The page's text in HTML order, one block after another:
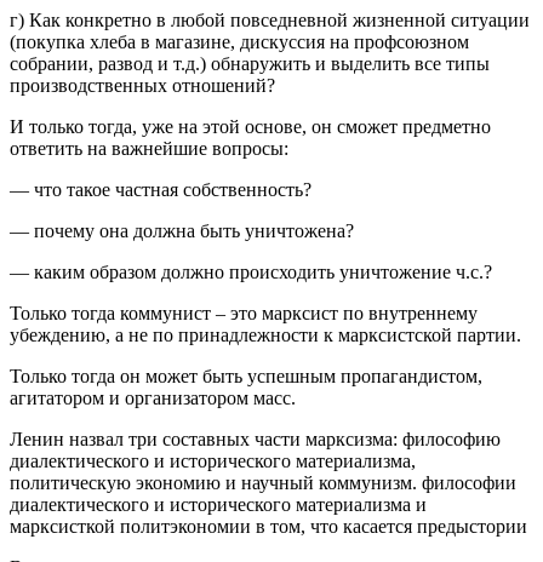
г) Как конкретно в любой повседневной жизненной ситуации
(покупка хлеба в магазине, дискуссия на профсоюзном
собрании, развод и т.д.) обнаружить и выделить все типы
производственных отношений?
И только тогда, уже на этой основе, он сможет предметно
ответить на важнейшие вопросы:
— что такое частная собственность?
— почему она должна быть уничтожена?
— каким образом должно происходить уничтожение ч.с.?
Только тогда коммунист – это марксист по внутреннему
убеждению, а не по принадлежности к марксистской партии.
Только тогда он может быть успешным пропагандистом,
агитатором и организатором масс.
Ленин назвал три составных части марксизма: философию
диалектического и исторического материализма,
политическую экономию и научный коммунизм. философии
диалектического и исторического материализма и
марксисткой политэкономии в том, что касается предыстории